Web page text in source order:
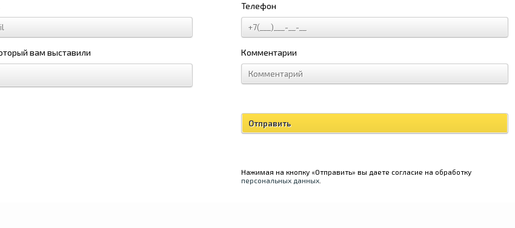
Телефон
вам выставили Комментарии
Нажимая на кнопку «Отправить» вы даете согласие на обработку
персональных данных.